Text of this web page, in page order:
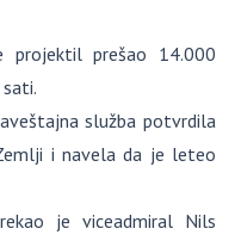
projektil prešao 14.000
služba potvrdila
i navela da je leteo
je viceadmiral Nils